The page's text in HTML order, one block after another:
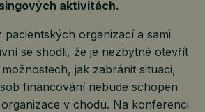
aktivitách.
pacientských organizací a sami
se shodli, že je nezbytné otevřít
jak zabránit situaci,
financování nebude schopen
v chodu. Na konferenci